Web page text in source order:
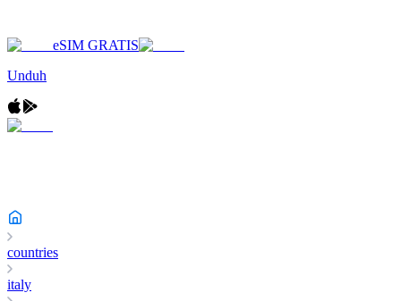
eSIM GRATIS
Unduh
countries
italy